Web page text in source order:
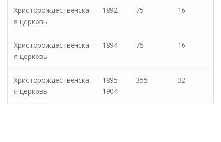
Христорождественска
я церковь
1892 75 16
Христорождественска
я церковь
1894 75 16
Христорождественска
я церковь
1895-
1904
355 32